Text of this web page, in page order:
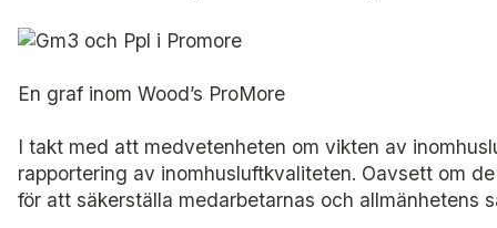
En graf inom Wood’s ProMore
I takt med att medvetenheten om vikten av
rapportering av inomhusluftkvaliteten. Oavsett om
för att säkerställa medarbetarnas och allmänhetens